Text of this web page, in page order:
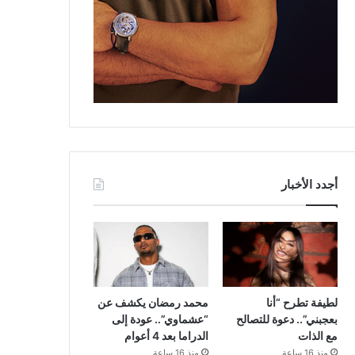
أجدد الأخبار
لطيفة تطرح “أنا
بعجبني”.. دعوة للتصالح
مع الذات
منذ 16 ساعة
محمد رمضان يكشف عن
“عشماوي”.. عودة إلى
الدراما بعد 4 أعوام
منذ 16 ساعة